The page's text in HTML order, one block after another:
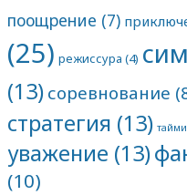
поощрение (7)
(25) режиссура (4)
(13) соревнование
стратегия (13)
уважение (13)
(10)